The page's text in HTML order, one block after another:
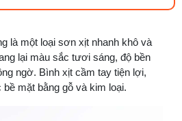
là một loại sơn xịt nhanh khô và
lại màu sắc tươi sáng, độ bền
ngờ. Bình xịt cầm tay tiện lợi,
mặt bằng gỗ và kim loại.
máy may là gì? Hướng dẫn chỉnh
2026 09:08 AM